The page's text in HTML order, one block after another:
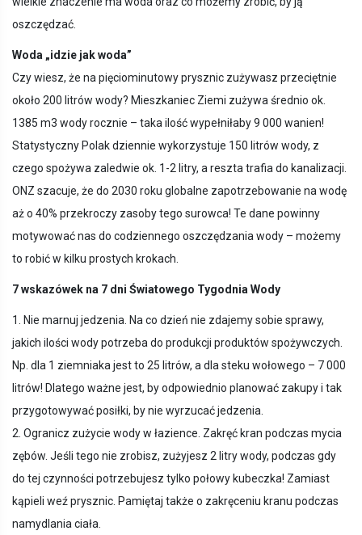
oszczędzać.
Woda „idzie jak woda”
Czy wiesz, że na pięciominutowy prysznic zużywasz przeciętnie
około 200 litrów wody? Mieszkaniec Ziemi zużywa średnio ok.
1385 m3 wody rocznie – taka ilość wypełniłaby 9 000 wanien!
Statystyczny Polak dziennie wykorzystuje 150 litrów wody, z
czego spożywa zaledwie ok. 1-2 litry, a reszta trafia do kanalizacji.
ONZ szacuje, że do 2030 roku globalne zapotrzebowanie na wodę
aż o 40% przekroczy zasoby tego surowca! Te dane powinny
motywować nas do codziennego oszczędzania wody – możemy
to robić w kilku prostych krokach.
7 wskazówek na 7 dni Światowego Tygodnia Wody
1. Nie marnuj jedzenia. Na co dzień nie zdajemy sobie sprawy,
jakich ilości wody potrzeba do produkcji produktów spożywczych.
Np. dla 1 ziemniaka jest to 25 litrów, a dla steku wołowego – 7 000
litrów! Dlatego ważne jest, by odpowiednio planować zakupy i tak
przygotowywać posiłki, by nie wyrzucać jedzenia.
2. Ogranicz zużycie wody w łazience. Zakręć kran podczas mycia
zębów. Jeśli tego nie zrobisz, zużyjesz 2 litry wody, podczas gdy
do tej czynności potrzebujesz tylko połowy kubeczka! Zamiast
kąpieli weź prysznic. Pamiętaj także o zakręceniu kranu podczas
namydlania ciała.